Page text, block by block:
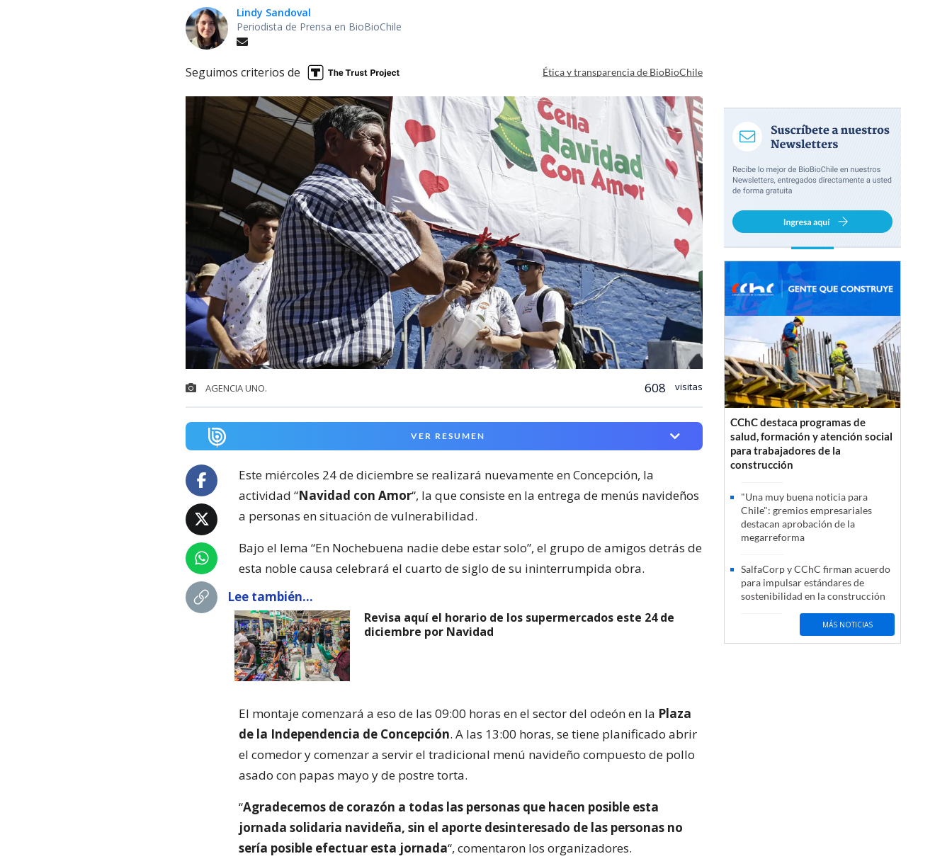
Lindy Sandoval
Periodista de Prensa en BioBioChile
Seguimos criterios de Ética y transparencia de BioBioChile
AGENCIA UNO. 608 visitas
VER RESUMEN
Este miércoles 24 de diciembre se realizará nuevamente en Concepción, la
actividad “Navidad con Amor“, la que consiste en la entrega de menús navideños
a personas en situación de vulnerabilidad.
Bajo el lema “En Nochebuena nadie debe estar solo”, el grupo de amigos detrás de
esta noble causa celebrará el cuarto de siglo de su ininterrumpida obra.
Lee también...
Revisa aquí el horario de los supermercados este 24 de
diciembre por Navidad
El montaje comenzará a eso de las 09:00 horas en el sector del odeón en la Plaza
de la Independencia de Concepción. A las 13:00 horas, se tiene planificado abrir
el comedor y comenzar a servir el tradicional menú navideño compuesto de pollo
asado con papas mayo y de postre torta.
“Agradecemos de corazón a todas las personas que hacen posible esta
jornada solidaria navideña, sin el aporte desinteresado de las personas no
sería posible efectuar esta jornada“, comentaron los organizadores.
CChC destaca programas de
salud, formación y atención social
para trabajadores de la
construcción
"Una muy buena noticia para
Chile": gremios empresariales
destacan aprobación de la
megarreforma
SalfaCorp y CChC firman acuerdo
para impulsar estándares de
sostenibilidad en la construcción
MÁS NOTICIAS